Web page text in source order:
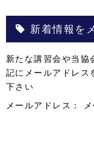
新着情報を
新たな講習会や当協
記にメールアドレス
下さい
メールアドレス：